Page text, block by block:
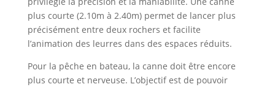
plus courte (2.10m à 2.40m) permet de lancer plus
précisément entre deux rochers et facilite
l’animation des leurres dans des espaces réduits.
Pour la pêche en bateau, la canne doit être encore
plus courte et nerveuse. L’objectif est de pouvoir